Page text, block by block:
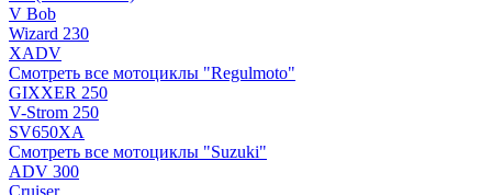
V Bob
Wizard 230
XADV
Смотреть все мотоциклы "Regulmoto"
GIXXER 250
V-Strom 250
SV650XA
Смотреть все мотоциклы "Suzuki"
ADV 300